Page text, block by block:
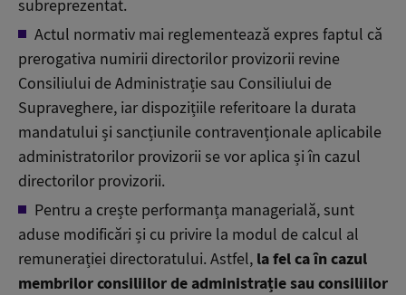
subreprezentat.
Actul normativ mai reglementează expres faptul că
prerogativa numirii directorilor provizorii revine
Consiliului de Administrație sau Consiliului de
Supraveghere, iar dispozițiile referitoare la durata
mandatului și sancțiunile contravenționale aplicabile
administratorilor provizorii se vor aplica și în cazul
directorilor provizorii.
Pentru a crește performanța managerială, sunt
aduse modificări și cu privire la modul de calcul al
remunerației directoratului. Astfel, la fel ca în cazul
membrilor consiliilor de administrație sau consiliilor